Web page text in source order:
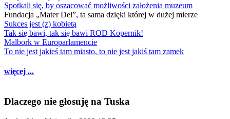
Spotkali się, by oszacować możliwości założenia muzeum
Fundacja „Mater Dei”, ta sama dzięki której w dużej mierze
Sukces jest (z) kobietą
Tak się bawi, tak się bawi ROD Kopernik!
Malbork w Europarlamencie
To nie jest jakieś tam miasto, to nie jest jakiś tam zamek
więcej ...
Dlaczego nie głosuję na Tuska